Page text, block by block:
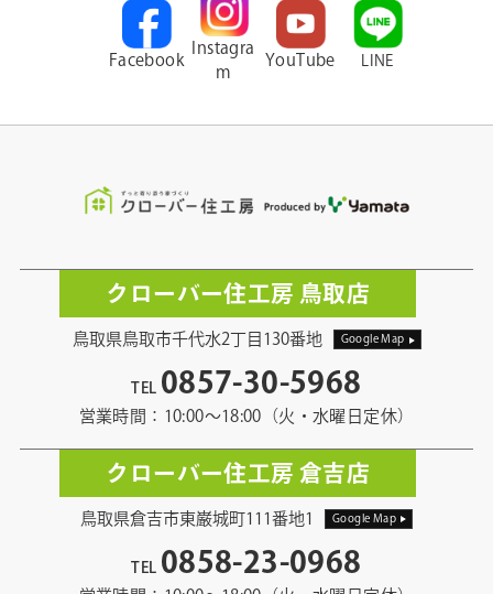
Facebook
Instagra
m
YouTube LINE
クローバー住工房 鳥取店
鳥取県鳥取市千代水2丁目130番地 Google Map
TEL 0857-30-5968
営業時間：10:00〜18:00（火・水曜日定休）
クローバー住工房 倉吉店
鳥取県倉吉市東巌城町111番地1 Google Map
TEL 0858-23-0968